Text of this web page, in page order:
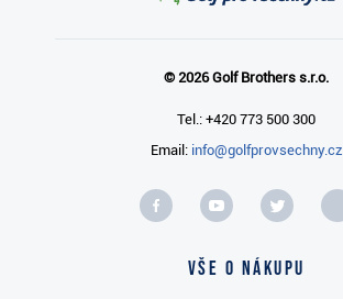
© 2026 Golf Brothers s.r.o.
Tel.: +420 773 500 300
Email: info@golfprovsechny.cz
Vše o nákupu